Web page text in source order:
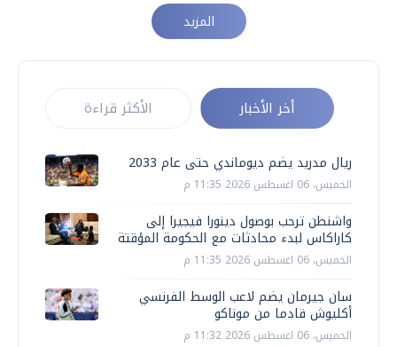
المزيد
أخر الأخبار الأكثر قراءة
ريال مدريد يضم ديوماندي حتى عام 2033
الخميس، 06 اغسطس 2026 11:35 م
واشنطن ترحب بوصول دينورا فيجيرا إلى
كاراكاس لبدء محادثات مع الحكومة المؤقتة
الخميس، 06 اغسطس 2026 11:35 م
سان جيرمان يضم لاعب الوسط الفرنسي
أكليوش قادما من موناكو
الخميس، 06 اغسطس 2026 11:32 م